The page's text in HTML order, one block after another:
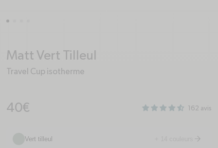
Matt Vert Tilleul
Travel Cup isotherme
Prix habituel
40€ 162 avis
Vert tilleul